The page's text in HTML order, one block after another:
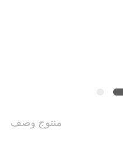
منتوج وصف